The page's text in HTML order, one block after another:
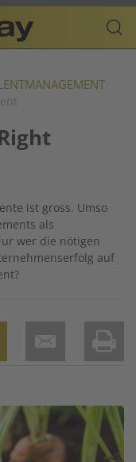
ist gross. Umso
als
wer die nötigen
auf